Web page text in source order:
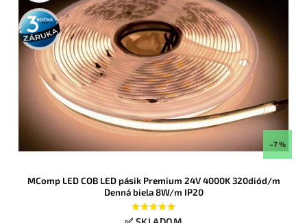
3 roky
záruka
–7 %
MComp LED COB LED pásik Premium 24V 4000K 320diód/m
Denná biela 8W/m IP20